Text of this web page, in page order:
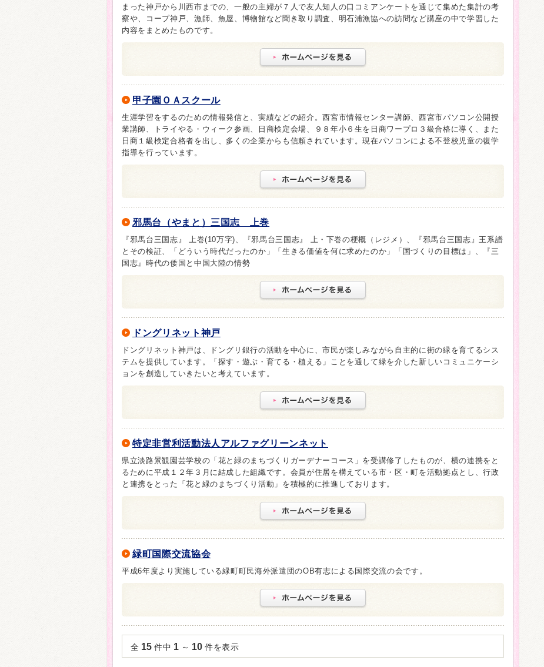
まった神戸から川西市までの、一般の主婦が７人で友人知人の口コミアンケートを通じて集めた集計の考
察や、コープ神戸、漁師、魚屋、博物館など聞き取り調査、明石浦漁協への訪問など講座の中で学習した
内容をまとめたものです。
甲子園ＯＡスクール
生涯学習をするのための情報発信と、実績などの紹介。西宮市情報センター講師、西宮市パソコン公開授
業講師、トライやる・ウィーク参画、日商検定会場、９８年小６生を日商ワープロ３級合格に導く、また
日商１級検定合格者を出し、多くの企業からも信頼されています。現在パソコンによる不登校児童の復学
指導を行っています。
邪馬台（やまと）三国志 上巻
『邪馬台三国志』 上巻(10万字)、『邪馬台三国志』 上・下巻の梗概（レジメ）、『邪馬台三国志』王系譜
とその検証、「どういう時代だったのか」「生きる価値を何に求めたのか」「国づくりの目標は」、『三
国志』時代の倭国と中国大陸の情勢
ドングリネット神戸
ドングリネット神戸は、ドングリ銀行の活動を中心に、市民が楽しみながら自主的に街の緑を育てるシス
テムを提供しています。「探す・遊ぶ・育てる・植える」ことを通して緑を介した新しいコミュニケーシ
ョンを創造していきたいと考えています。
特定非営利活動法人アルファグリーンネット
県立淡路景観園芸学校の「花と緑のまちづくりガーデナーコース」を受講修了したものが、横の連携をと
るために平成１２年３月に結成した組織です。会員が住居を構えている市・区・町を活動拠点とし、行政
と連携をとった「花と緑のまちづくり活動」を積極的に推進しております。
緑町国際交流協会
平成6年度より実施している緑町町民海外派遣団のOB有志による国際交流の会です。
全 15 件中 1 ～ 10 件を表示